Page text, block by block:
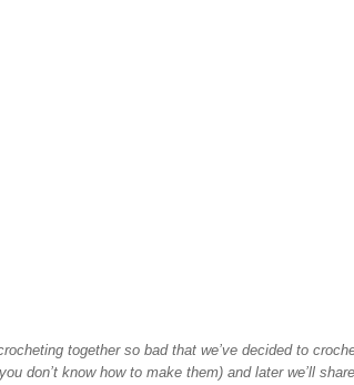
together so bad that we’ve decided to
don’t know how to make them) and later we’ll